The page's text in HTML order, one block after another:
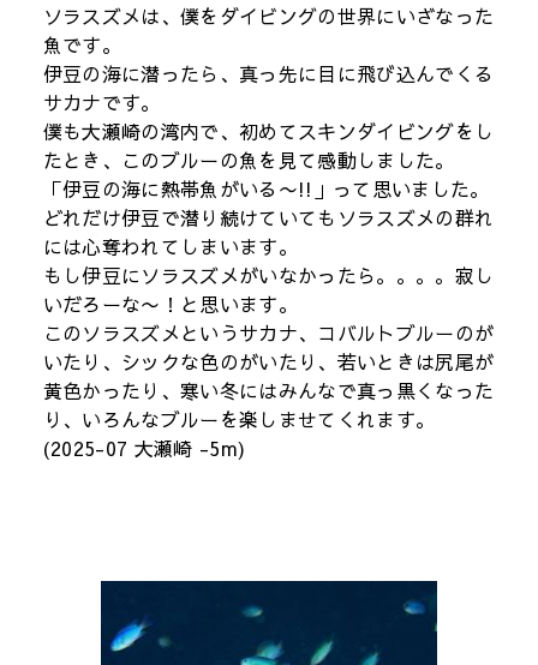
ソラスズメは、僕をダイビングの世界にいざなった
魚です。
伊豆の海に潜ったら、真っ先に目に飛び込んでくる
サカナです。
僕も大瀬崎の湾内で、初めてスキンダイビングをし
たとき、このブルーの魚を見て感動しました。
「伊豆の海に熱帯魚がいる〜!!」って思いました。
どれだけ伊豆で潜り続けていてもソラスズメの群れ
には心奪われてしまいます。
もし伊豆にソラスズメがいなかったら。。。。寂し
いだろーな〜！と思います。
このソラスズメというサカナ、コバルトブルーのが
いたり、シックな色のがいたり、若いときは尻尾が
黄色かったり、寒い冬にはみんなで真っ黒くなった
り、いろんなブルーを楽しませてくれます。
(2025-07 大瀬崎 -5m)